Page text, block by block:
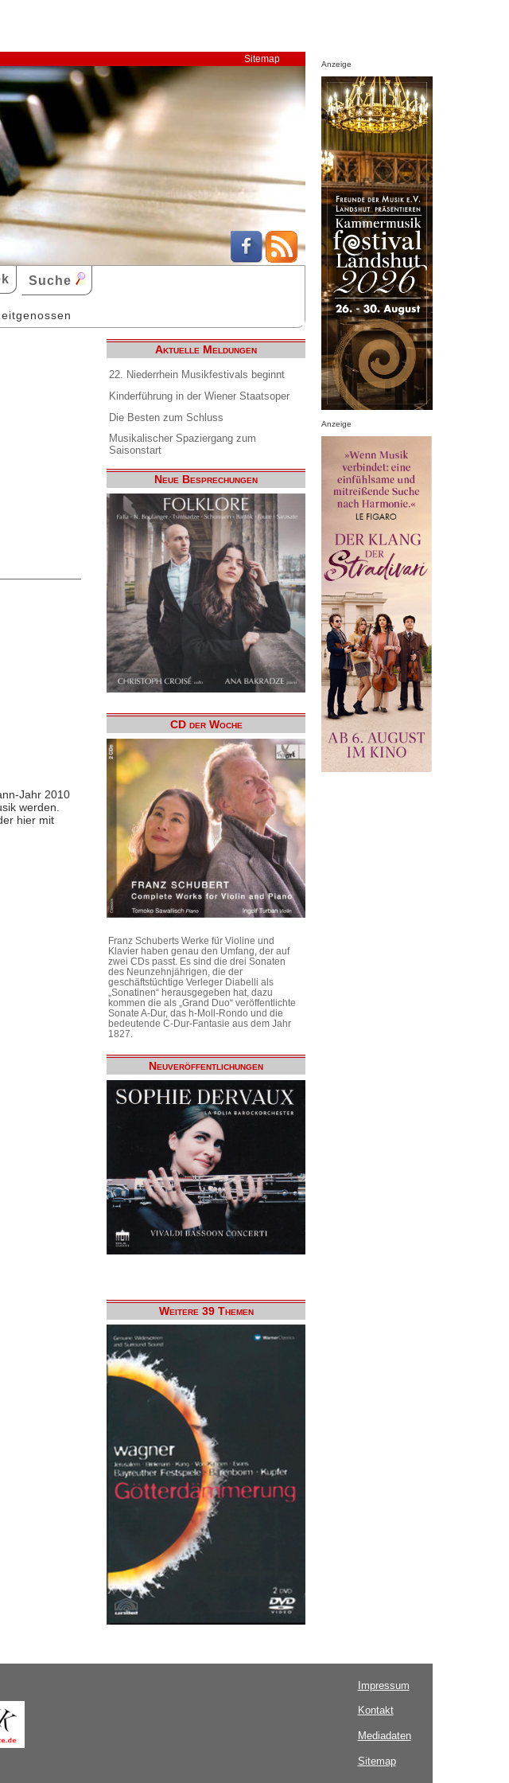
Sitemap
Suche
Jahr 2010
werden.
hier mit
Aktuelle Meldungen
22. Niederrhein Musikfestivals beginnt
Kinderführung in der Wiener Staatsoper
Die Besten zum Schluss
Musikalischer Spaziergang zum
Saisonstart
Neue Besprechungen
CD der Woche
Franz Schuberts Werke für Violine und
Klavier haben genau den Umfang, der auf
zwei CDs passt. Es sind die drei Sonaten
des Neunzehnjährigen, die der
geschäftstüchtige Verleger Diabelli als
„Sonatinen“ herausgegeben hat, dazu
kommen die als „Grand Duo“ veröffentlichte
Sonate A-Dur, das h-Moll-Rondo und die
bedeutende C-Dur-Fantasie aus dem Jahr
1827.
Neuveröffentlichungen
Weitere 39 Themen
Anzeige
Anzeige
Impressum
Kontakt
Mediadaten
Sitemap